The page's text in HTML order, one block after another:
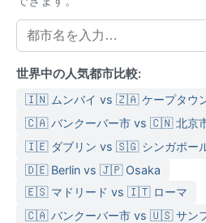
着が有効。降雨は年間を通じて
最も快適な時期は5月から9月
に適している。冬も雪景色が美
い。特筆すべき気象現象として
霧が発生しやすく、視界が悪く
ケーンやモンスーンはなく、極
を支えている。
世界中の人気都市比較:
🇮🇳 ムンバイ vs 🇿🇦 ケープタウ
🇨🇦 バンクーバー市 vs 🇨🇳 北京
🇮🇪 ダブリン vs 🇸🇬 シンガポー
🇩🇪 Berlin vs 🇯🇵 Osaka
🇪🇸 マドリード vs 🇮🇹 ローマ
🇨🇦 バンクーバー市 vs 🇺🇸 サン